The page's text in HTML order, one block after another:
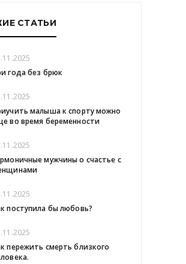
СТАТЬИ
года без брюк
малыша к спорту можно
во время беременности
мужчины о счастье с
поступила бы любовь?
пережить смерть близкого